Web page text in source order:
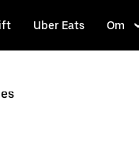
Uber Eats Om